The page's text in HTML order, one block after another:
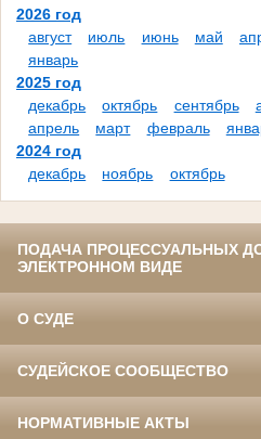
2026 год
август
июль июнь май
январь
2025 год
декабрь
октябрь сентябрь
апрель
март февраль
2024 год
декабрь
ноябрь октябрь
ПОДАЧА ПРОЦЕССУАЛЬНЫХ
ЭЛЕКТРОННОМ ВИДЕ
О СУДЕ
СУДЕЙСКОЕ СООБЩЕСТВО
НОРМАТИВНЫЕ АКТЫ